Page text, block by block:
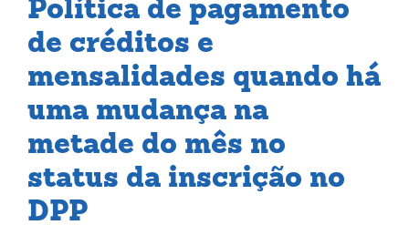
Política de pagamento
de créditos e
mensalidades quando há
uma mudança na
metade do mês no
status da inscrição no
DPP